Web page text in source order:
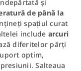
și
de până la
spațiul curat
include arcuri
diferitelor părți
optim,
Salteaua